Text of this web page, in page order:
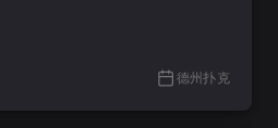
德州扑克